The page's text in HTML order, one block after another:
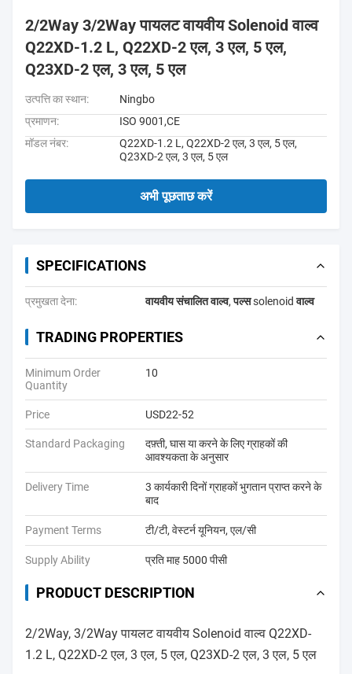
2/2Way 3/2Way पायलट वायवीय Solenoid वाल्व
Q22XD-1.2 L, Q22XD-2 एल, 3 एल, 5 एल,
Q23XD-2 एल, 3 एल, 5 एल
उत्पत्ति का स्थान:
Ningbo
प्रमाणन:
ISO 9001,CE
मॉडल नंबर:
Q22XD-1.2 L, Q22XD-2 एल, 3 एल, 5 एल,
Q23XD-2 एल, 3 एल, 5 एल
अभी पूछताछ करें
SPECIFICATIONS
प्रमुखता देना: वायवीय संचालित वाल्व,पल्स solenoid वाल्व
TRADING PROPERTIES
Minimum Order
Quantity
10
Price USD22-52
Standard Packaging
दफ़्ती, घास या करने के लिए ग्राहकों की
आवश्यकता के अनुसार
Delivery Time
3 कार्यकारी दिनों ग्राहकों भुगतान प्राप्त करने के
बाद
Payment Terms टी/टी, वेस्टर्न यूनियन, एल/सी
Supply Ability प्रति माह 5000 पीसी
PRODUCT DESCRIPTION
2/2Way, 3/2Way पायलट वायवीय Solenoid वाल्व Q22XD-
1.2 L, Q22XD-2 एल, 3 एल, 5 एल, Q23XD-2 एल, 3 एल, 5 एल